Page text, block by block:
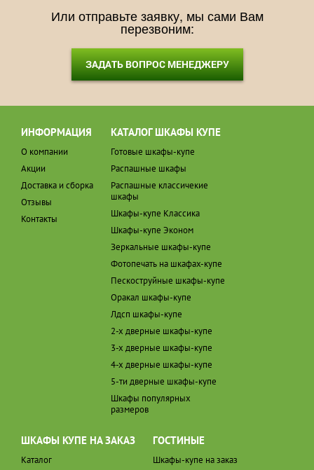
Или отправьте заявку, мы сами Вам
перезвоним:
ЗАДАТЬ ВОПРОС МЕНЕДЖЕРУ
ИНФОРМАЦИЯ
О компании
Акции
Доставка и сборка
Отзывы
Контакты
КАТАЛОГ ШКАФЫ КУПЕ
Готовые шкафы-купе
Распашные шкафы
Распашные классичекие
шкафы
Шкафы-купе Классика
Шкафы-купе Эконом
Зеркальные шкафы-купе
Фотопечать на шкафах-купе
Пескоструйные шкафы-купе
Оракал шкафы-купе
Лдсп шкафы-купе
2-х дверные шкафы-купе
3-х дверные шкафы-купе
4-х дверные шкафы-купе
5-ти дверные шкафы-купе
Шкафы популярных
размеров
ШКАФЫ КУПЕ НА ЗАКАЗ
Каталог
ГОСТИНЫЕ
Шкафы-купе на заказ